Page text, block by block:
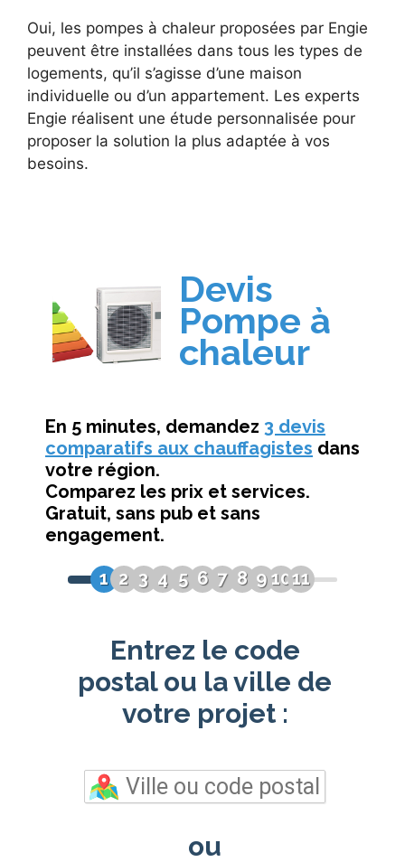
Oui, les pompes à chaleur proposées par Engie
peuvent être installées dans tous les types de
logements, qu’il s’agisse d’une maison
individuelle ou d’un appartement. Les experts
Engie réalisent une étude personnalisée pour
proposer la solution la plus adaptée à vos
besoins.